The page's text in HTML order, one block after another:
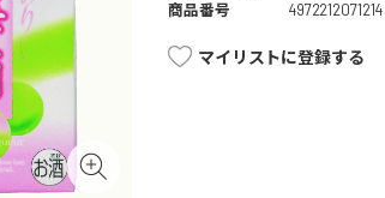
商品番号
4972212071214
マイリストに登録する